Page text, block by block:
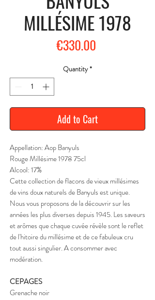
MILLÉSIME 1978
€330.00
Quantity *
Add to Cart
Appellation: Aop Banyuls
Rouge Millésime 1978 75cl
Alcool: 17%
Cette collection de flacons de vieux millésimes
de vins doux naturels de Banyuls est unique.
Nous vous proposons de la découvrir sur les
années les plus diverses depuis 1945. Les saveurs
et arômes que chaque cuvée révèle sont le reflet
de l'hitoire du millésime et de ce fabuleux cru
tout aussi singulier. A consommer avec
modération.
CEPAGES
Grenache noir